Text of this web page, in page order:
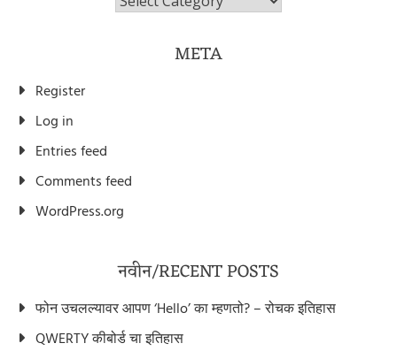
META
Register
Log in
Entries feed
Comments feed
WordPress.org
नवीन/RECENT POSTS
फोन उचलल्यावर आपण ‘Hello’ का म्हणतो? – रोचक इतिहास
QWERTY कीबोर्ड चा इतिहास